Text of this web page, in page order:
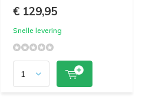
€ 129,95
Snelle levering